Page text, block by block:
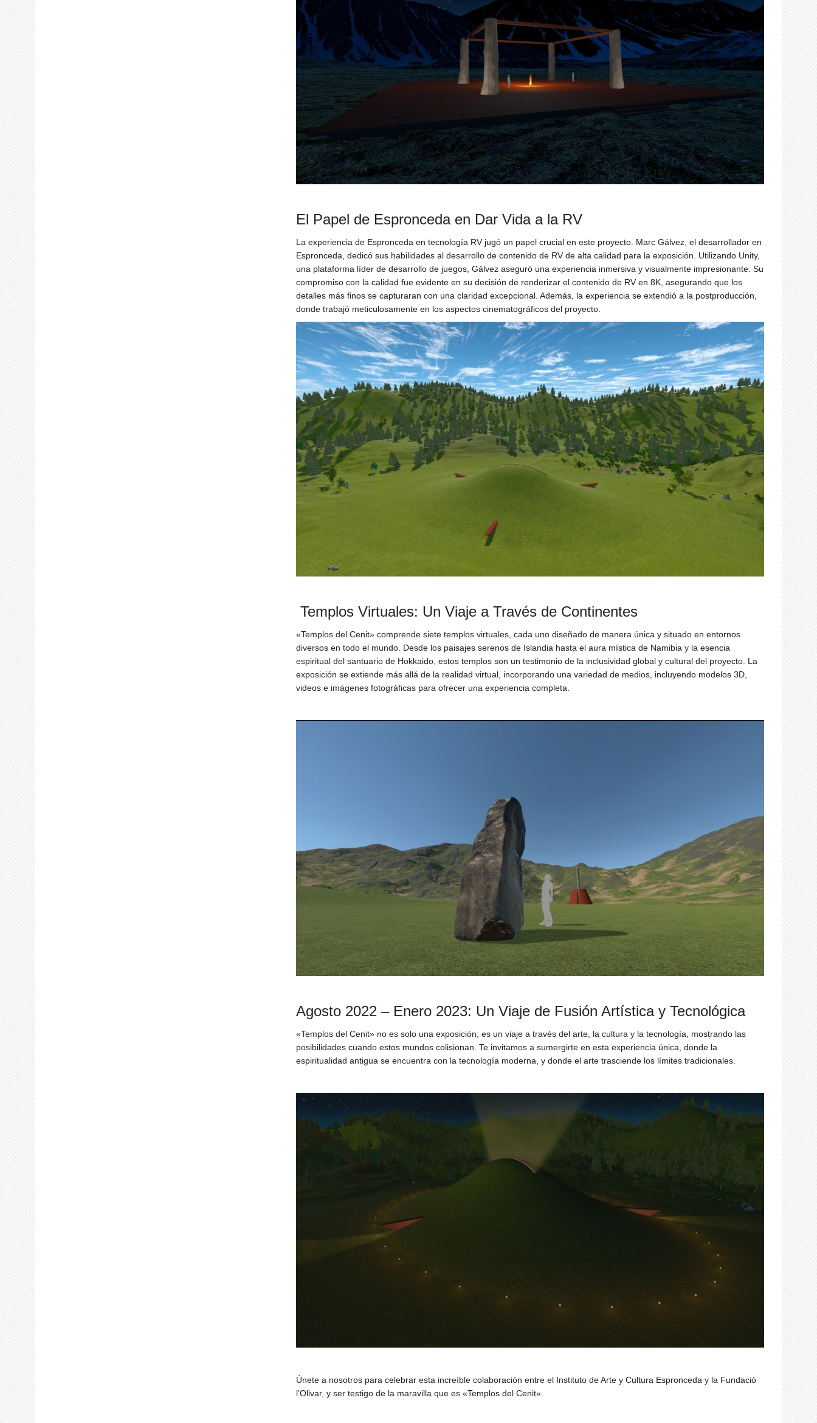
El Papel de Espronceda en Dar Vida a la RV
La experiencia de Espronceda en tecnología RV jugó un papel crucial en este proyecto. Marc Gálvez, el desarrollador en
Espronceda, dedicó sus habilidades al desarrollo de contenido de RV de alta calidad para la exposición. Utilizando Unity,
una plataforma líder de desarrollo de juegos, Gálvez aseguró una experiencia inmersiva y visualmente impresionante. Su
compromiso con la calidad fue evidente en su decisión de renderizar el contenido de RV en 8K, asegurando que los
detalles más finos se capturaran con una claridad excepcional. Además, la experiencia se extendió a la postproducción,
donde trabajó meticulosamente en los aspectos cinematográficos del proyecto.
Templos Virtuales: Un Viaje a Través de Continentes
«Templos del Cenit» comprende siete templos virtuales, cada uno diseñado de manera única y situado en entornos
diversos en todo el mundo. Desde los paisajes serenos de Islandia hasta el aura mística de Namibia y la esencia
espiritual del santuario de Hokkaido, estos templos son un testimonio de la inclusividad global y cultural del proyecto. La
exposición se extiende más allá de la realidad virtual, incorporando una variedad de medios, incluyendo modelos 3D,
videos e imágenes fotográficas para ofrecer una experiencia completa.
Agosto 2022 – Enero 2023: Un Viaje de Fusión Artística y Tecnológica
«Templos del Cenit» no es solo una exposición; es un viaje a través del arte, la cultura y la tecnología, mostrando las
posibilidades cuando estos mundos colisionan. Te invitamos a sumergirte en esta experiencia única, donde la
espiritualidad antigua se encuentra con la tecnología moderna, y donde el arte trasciende los límites tradicionales.
Únete a nosotros para celebrar esta increíble colaboración entre el Instituto de Arte y Cultura Espronceda y la Fundació
l’Olivar, y ser testigo de la maravilla que es «Templos del Cenit».